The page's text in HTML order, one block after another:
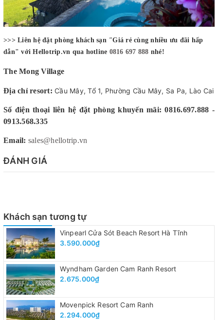
>>> Liên hệ đặt phòng khách sạn"Giá rẻ cùng nhiều ưu đãi hấp
dẫn" với Hellotrip.vn qua hotline 0816 697 888 nhé!
The Mong Village
Địa chỉ resort: Cầu Mây, Tổ 1, Phường Cầu Mây, Sa Pa, Lào Cai
Số điện thoại liên hệ đặt phòng khuyến mãi: 0816.697.888 -
0913.568.335
Email: sales@hellotrip.vn
ĐÁNH GIÁ
Khách sạn tương tự
Vinpearl Cửa Sót Beach Resort Hà Tĩnh
3.590.000₫
Wyndham Garden Cam Ranh Resort
2.675.000₫
Movenpick Resort Cam Ranh
2.294.000₫